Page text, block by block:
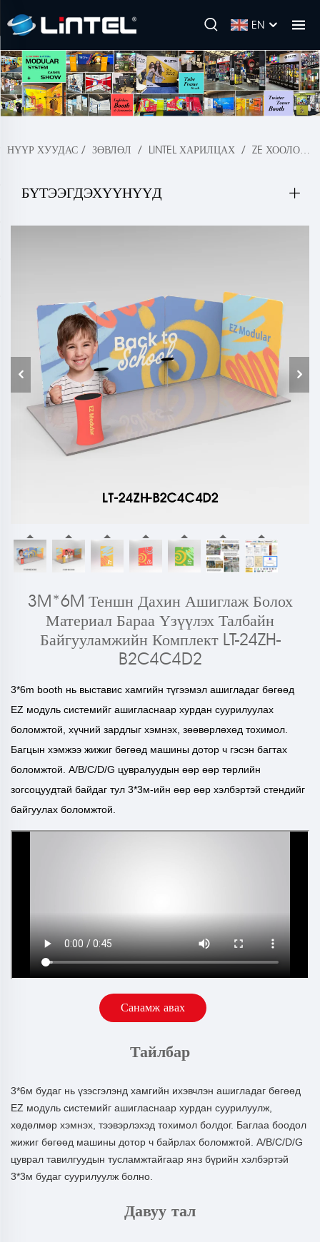
EN
НҮҮР ХУУДАС / ЗӨВЛӨЛ / LINTEL ХАРИЛЦАХ / ZE ХООЛОЙН ХҮРЭЭ ТАВИЛГА
БҮТЭЭГДЭХҮҮНҮҮД
3M*6M Теншн Дахин Ашиглаж Болох
Материал Бараа Үзүүлэх Талбайн
Байгууламжийн Комплект LT-24ZH-
B2C4C4D2
3*6m booth нь выставис хамгийн түгээмэл ашигладаг бөгөөд
EZ модуль системийг ашигласнаар хурдан суурилуулах
боломжтой, хүчний зардлыг хэмнэх, зөөвөрлөхөд тохимол.
Багцын хэмжээ жижиг бөгөөд машины дотор ч гэсэн багтах
боломжтой. A/B/C/D/G цувралуудын өөр өөр төрлийн
зогсоцуудтай байдаг тул 3*3м-ийн өөр өөр хэлбэртэй стендийг
байгуулах боломжтой.
Санамж авах
Тайлбар
3*6м будаг нь үзэсгэлэнд хамгийн ихэвчлэн ашигладаг бөгөөд
EZ модуль системийг ашигласнаар хурдан суурилуулж,
хөдөлмөр хэмнэх, тээвэрлэхэд тохимол болдог. Баглаа боодол
жижиг бөгөөд машины дотор ч байрлах боломжтой. A/B/C/D/G
цуврал тавилгуудын тусламжтайгаар янз бүрийн хэлбэртэй
3*3м будаг суурилуулж болно.
Давуу тал